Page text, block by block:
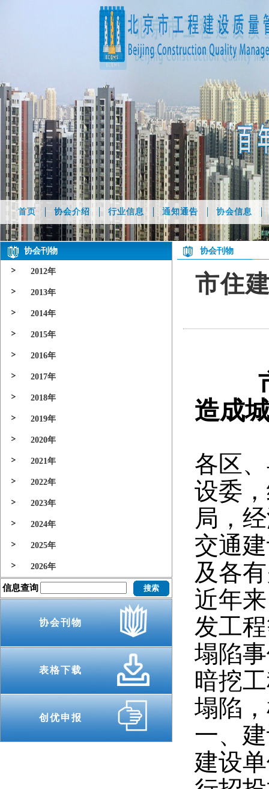
首页 协会介绍 行业信息 通知通告 协会信息
协会刊物
2012年
2013年
2014年
2015年
2016年
2017年
2018年
2019年
2020年
2021年
2022年
2023年
2024年
2025年
2026年
信息查询
协会刊物
表格下载
创优申报
协会刊物
市住
造成
各区
设委
局，
交通
及各
近年
发工
塌陷
暗挖
塌陷
一、
建设